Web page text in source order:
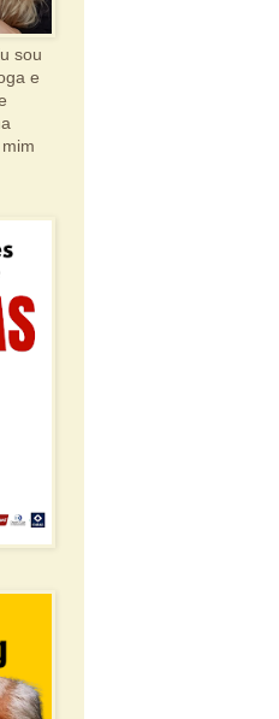
sou
e